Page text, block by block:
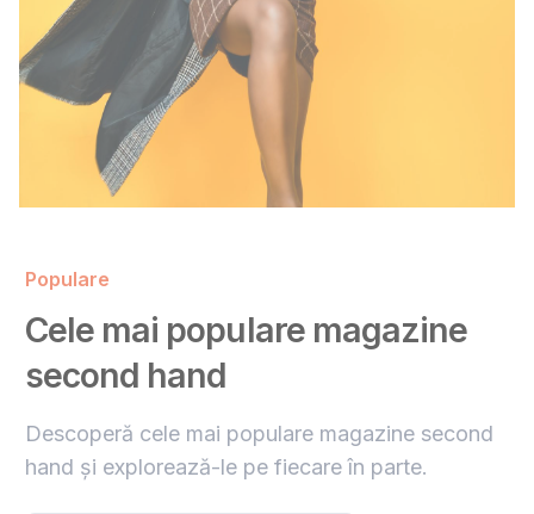
Populare
Cele mai populare magazine
second hand
Descoperă cele mai populare magazine second
hand și explorează-le pe fiecare în parte.